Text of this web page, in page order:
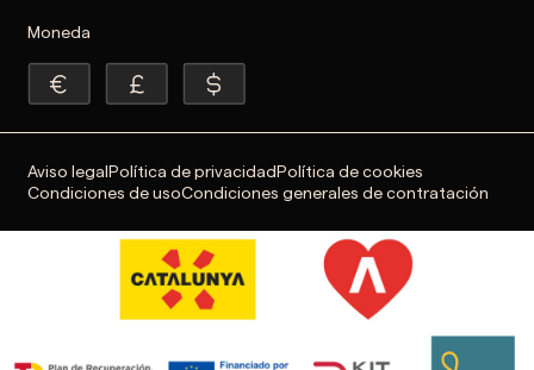
Moneda
Aviso legalPolítica de privacidadPolítica de cookies
Condiciones de usoCondiciones generales de contratación